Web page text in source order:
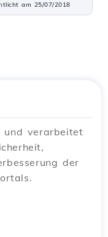
am 25/07/2018
und verarbeitet
der